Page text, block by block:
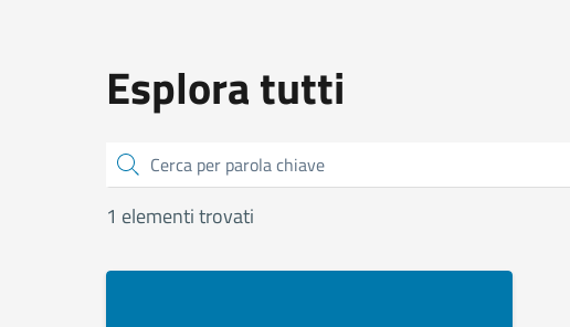
Esplora tutti
Cerca
1 elementi trovati